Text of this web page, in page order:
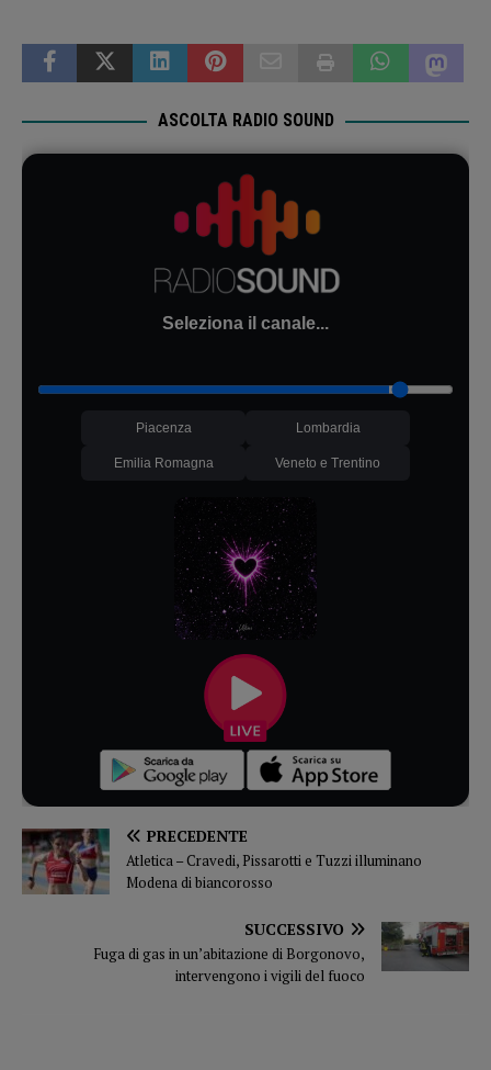
ASCOLTA RADIO SOUND
Seleziona il canale...
Piacenza Lombardia
Emilia Romagna Veneto e Trentino
PRECEDENTE
Atletica – Cravedi, Pissarotti e Tuzzi illuminano
Modena di biancorosso
SUCCESSIVO
Fuga di gas in un’abitazione di Borgonovo,
intervengono i vigili del fuoco